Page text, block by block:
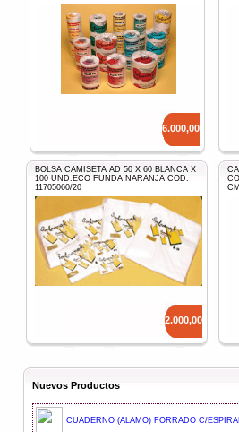
6.000,00
BOLSA CAMISETA AD 50 X 60 BLANCA X
100 UND.ECO FUNDA NARANJA COD.
11705060/20
12.000,00
Nuevos Productos
CUADERNO (ALAMO) FORRADO C/